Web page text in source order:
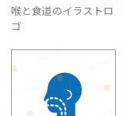
喉と食道のイラストロ
ゴ